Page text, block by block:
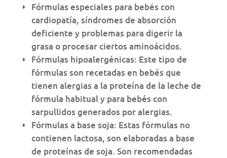
Fórmulas especiales para bebés con
cardiopatía, síndromes de absorción
deficiente y problemas para digerir la
grasa o procesar ciertos aminoácidos.
Fórmulas hipoalergénicas: Este tipo de
fórmulas son recetadas en bebés que
tienen alergias a la proteína de la leche de
fórmula habitual y para bebés con
sarpullidos generados por alergias.
Fórmulas a base soja: Estas fórmulas no
contienen lactosa, son elaboradas a base
de proteínas de soja. Son recomendadas